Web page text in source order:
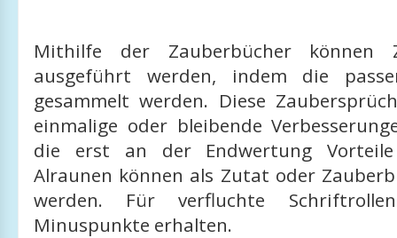
Mithilfe der Zauberbücher können
ausgeführt werden, indem die
gesammelt werden. Diese
einmalige oder bleibende
die erst an der Endwertung
Alraunen können als Zutat oder
werden. Für verfluchte
Minuspunkte erhalten.